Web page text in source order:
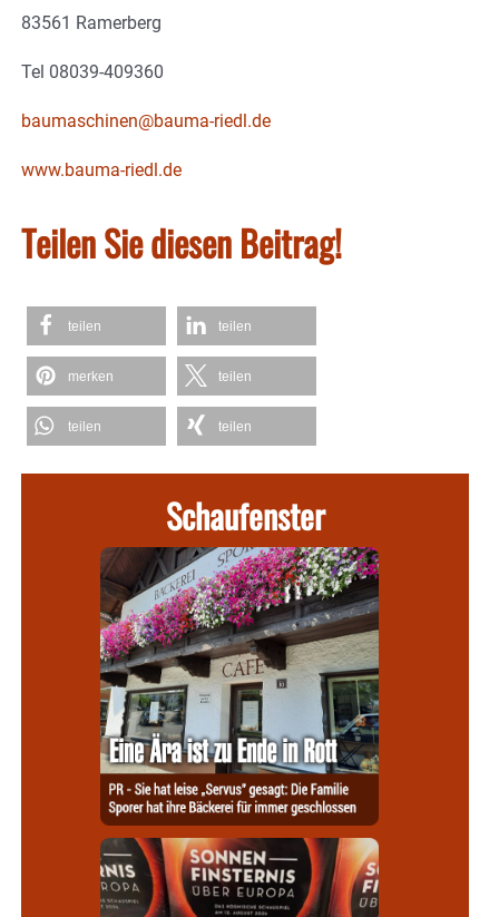
83561 Ramerberg
Tel 08039-409360
baumaschinen@bauma-riedl.de
www.bauma-riedl.de
Teilen Sie diesen Beitrag!
teilen teilen
merken teilen
teilen teilen
Schaufenster